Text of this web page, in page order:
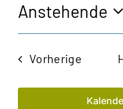
Anstehende
Datum
Vorherige